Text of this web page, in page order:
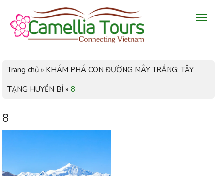
Trang chủ » KHÁM PHÁ CON ĐƯỜNG MÂY TRẮNG: TÂY
TẠNG HUYỀN BÍ » 8
8